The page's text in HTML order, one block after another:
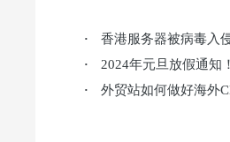
· 香港服务器被病毒入
· 2024年元旦放假通知！
· 外贸站如何做好海外